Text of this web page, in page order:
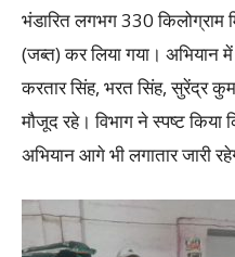
भंडारित लगभग 330 किलोग्राम
(जब्त) कर लिया गया। अभियान में
करतार सिंह, भरत सिंह, सुरेंद्र
मौजूद रहे। विभाग ने स्पष्ट किया
अभियान आगे भी लगातार जारी